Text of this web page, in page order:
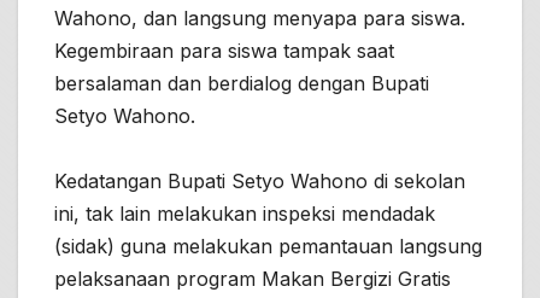
Wahono, dan langsung menyapa para siswa.
Kegembiraan para siswa tampak saat
bersalaman dan berdialog dengan Bupati
Setyo Wahono.
Kedatangan Bupati Setyo Wahono di sekolan
ini, tak lain melakukan inspeksi mendadak
(sidak) guna melakukan pemantauan langsung
pelaksanaan program Makan Bergizi Gratis